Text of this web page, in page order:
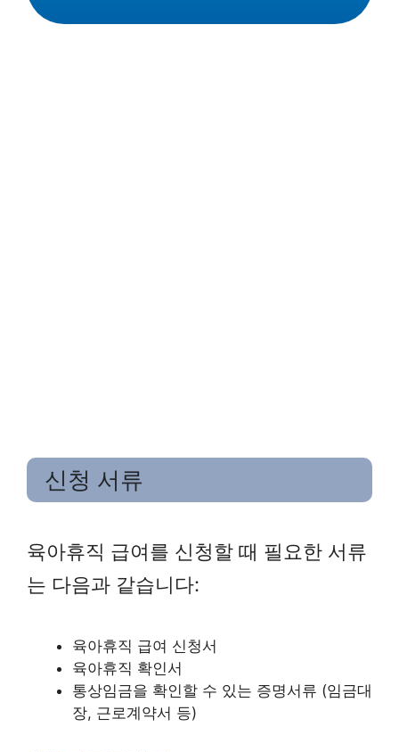
신청 서류
육아휴직 급여를 신청할 때 필요한 서류
는 다음과 같습니다:
육아휴직 급여 신청서
육아휴직 확인서
통상임금을 확인할 수 있는 증명서류 (임금대
장, 근로계약서 등)